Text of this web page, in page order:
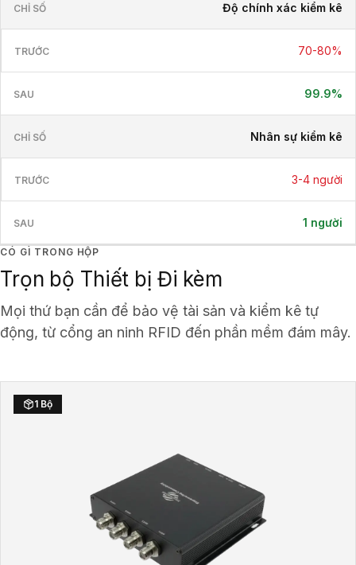
Độ chính xác kiểm kê
70-80%
99.9%
Nhân sự kiểm kê
3-4 người
1 người
CÓ GÌ TRONG HỘP
Trọn bộ Thiết bị Đi kèm
Mọi thứ bạn cần để bảo vệ tài sản và kiểm kê tự
động, từ cổng an ninh RFID đến phần mềm đám mây.
1 Bộ